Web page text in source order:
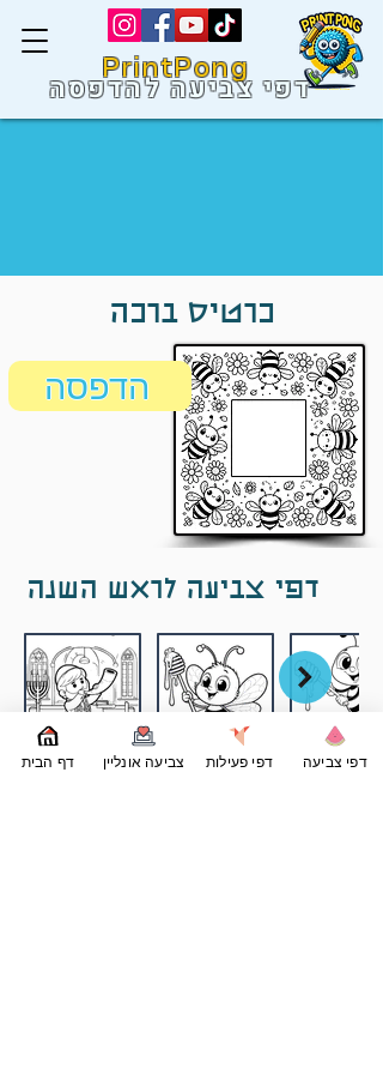
PrintPong
דפי צביעה להדפסה
כרטיס ברכה
הדפסה
דף הבית צביעה אונליין דפי פעילות דפי צביעה